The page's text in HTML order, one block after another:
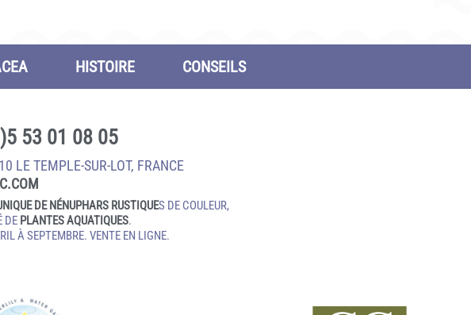
HISTOIRE CONSEILS
53 01 08 05
LE TEMPLE‑SUR‑LOT, FRANCE
DE NÉNUPHARS RUSTIQUES DE COULEUR,
DE PLANTES AQUATIQUES.
À SEPTEMBRE. VENTE EN LIGNE.